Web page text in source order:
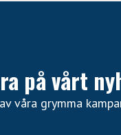
på vårt
våra grymma